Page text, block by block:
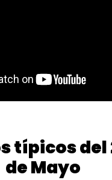
típicos del
de Mayo